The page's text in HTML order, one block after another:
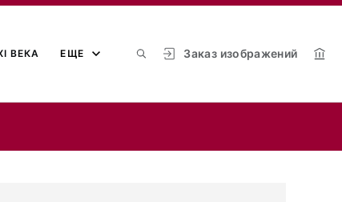
Заказ изображений
ВЕКА ЕЩЕ